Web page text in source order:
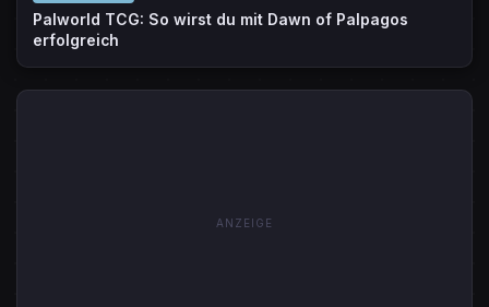
Palworld TCG: So wirst du mit Dawn of Palpagos
erfolgreich
ANZEIGE